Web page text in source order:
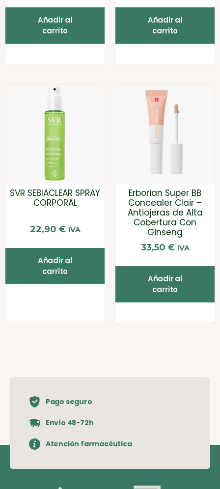
Añadir al
carrito
Añadir al
carrito
SVR SEBIACLEAR SPRAY
CORPORAL
22,90 € IVA
Añadir al
carrito
Erborian Super BB
Concealer Clair –
Antiojeras de Alta
Cobertura Con
Ginseng
33,50 € IVA
Añadir al
carrito
Pago seguro
Envío 48-72h
Atención farmacéutica